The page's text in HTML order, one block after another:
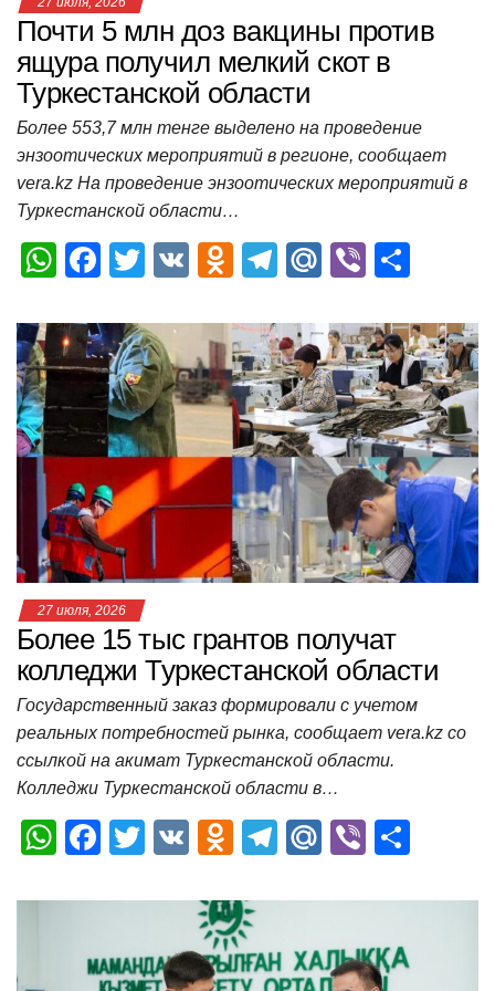
Почти 5 млн доз вакцины против
ящура получил мелкий скот в
Туркестанской области
Более 553,7 млн тенге выделено на проведение
энзоотических мероприятий в регионе, сообщает
vera.kz На проведение энзоотических мероприятий в
Туркестанской области…
W
at
s
A
p
p
F
c
e
b
o
o
k
T
tt
er
V
O
n
o
kl
a
ss
ni
ki
T
e
gr
a
m
M
.R
u
Vi
er п
р
а
в
и
т
ь
27 июля, 2026
Более 15 тыс грантов получат
колледжи Туркестанской области
Государственный заказ формировали с учетом
реальных потребностей рынка, сообщает vera.kz со
ссылкой на акимат Туркестанской области.
Колледжи Туркестанской области в…
W
at
F
c
b
T
tt
er
V
O
n
o
kl
T
e
gr
a
M
.R
u
Vi
er п